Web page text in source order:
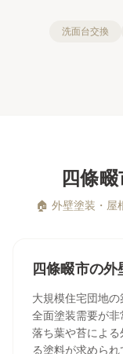
洗面台交換
四條畷
🏠 外壁塗装・屋
四條畷市の外
大規模住宅団地
全面塗装需要が
落ち葉や苔によ
る塗料が求められ